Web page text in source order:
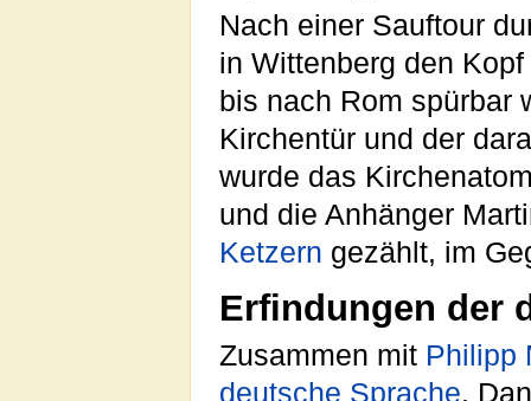
Nach einer Sauftour
in Wittenberg den
bis nach Rom spürbar
Kirchentür und der
wurde das
und die Anhänger
Ketzern gezählt, im
Erfindungen der
Zusammen mit Philipp
deutsche Sprache.